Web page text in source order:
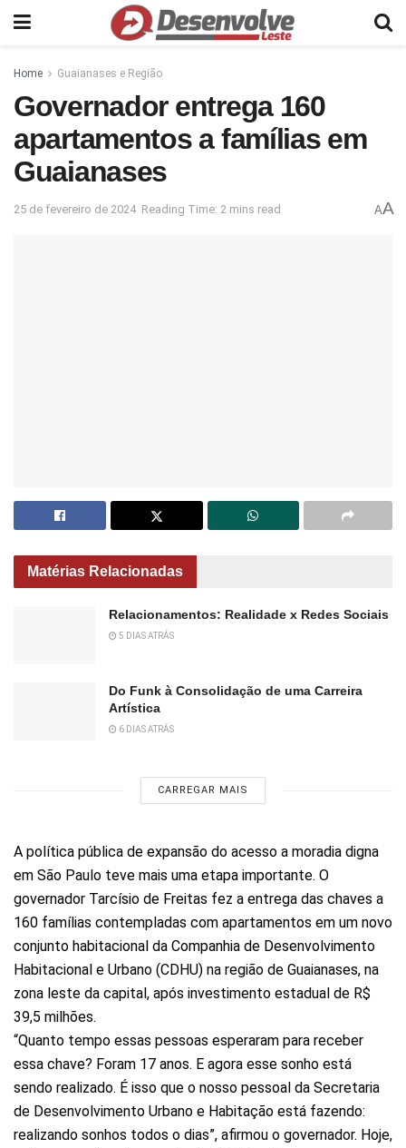
Home Guaianases e Região
Governador entrega 160
apartamentos a famílias em
Guaianases
25 de fevereiro de 2024 Reading Time: 2 mins read AA
Matérias Relacionadas
Relacionamentos: Realidade x Redes Sociais
5 DIAS ATRÁS
Do Funk à Consolidação de uma Carreira
Artística
6 DIAS ATRÁS
CARREGAR MAIS
A política pública de expansão do acesso a moradia digna
em São Paulo teve mais uma etapa importante. O
governador Tarcísio de Freitas fez a entrega das chaves a
160 famílias contempladas com apartamentos em um novo
conjunto habitacional da Companhia de Desenvolvimento
Habitacional e Urbano (CDHU) na região de Guaianases, na
zona leste da capital, após investimento estadual de R$
39,5 milhões.
“Quanto tempo essas pessoas esperaram para receber
essa chave? Foram 17 anos. E agora esse sonho está
sendo realizado. É isso que o nosso pessoal da Secretaria
de Desenvolvimento Urbano e Habitação está fazendo:
realizando sonhos todos o dias”, afirmou o governador. Hoje,